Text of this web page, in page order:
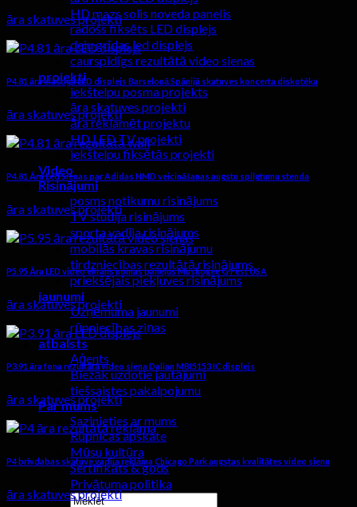
HD mazs solis noveda panelis
radošs fiksēts LED displejs
deju grīdas led displejs
caurspīdīgs rezultātā video sienas
projekti
iekštelpu posma projekts
āra skatuves projekti
āra reklamēt projektu
HD LED TV projekti
iekštelpu fiksētās projekti
Video
Risinājumi
posms notikumu risinājums
TV studija risinājums
sporta vadīja risinājums
mobilās kravas risinājumu
tirdzniecības rezultātā risinājums
priekšējais piekļuves risinājums
jaunumi
Uzņēmuma jaunumi
rūpniecības ziņas
atbalsts
Aģents
Biežāk uzdotie jautājumi
tiešsaistes pakalpojumu
Par mums
Sazinieties ar mums
Rūpnīcas apskate
Mūsu kultūra
Sertifikāts & gods
Privātuma politika
Meklēt:
āra skatuves projekti
P4.81 āra elastīga LED displejs Barselonā Spānijā skatuves koncerta diskotēka
āra skatuves projekti
P4.81 Āra Led Sienas par Adidas NMD veicināšanas augstu spilgtumu stenda
āra skatuves projekti
P5.95 Āra LED video ekrāns nomas paneļus Muskogee G Fest USA
āra skatuves projekti
P3.91 āra fona rezultātā video siena Dalian MBI5153 IC displejs
āra skatuves projekti
P4 brīvdabas skatuve vadīja reklāma Chicago Park augstas kvalitātes video sienu
āra skatuves projekti